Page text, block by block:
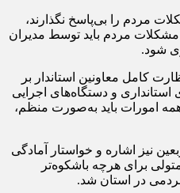
مردم را بی‌پاسخ نگذارند،
مردم باید توسط مدیران
کامل معاونین استاندار بر
و دستگاه‌های اجرایی
امورات باید به‌صورت منظم،
نیز اشاره و خواستار آمادگی
برای هرچه باشکوه‌تر